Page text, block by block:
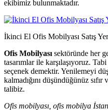
ekibimiz bulunmaktadır.
İkinci El Ofis Mobilyası Satış
Ofis Mobilyası sektöründe her
tasarımlar ile karşılaşıyoruz.
seçenek demektir. Yenilemeyi
kalmadığını düşündüğünüz
talibiz.
Ofis mobilyası, ofis mobilya